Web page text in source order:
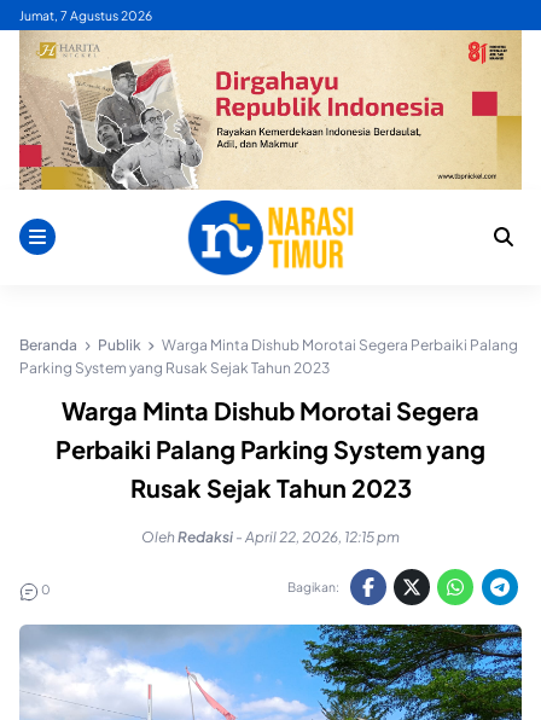
Skip
content
Jumat, 7 Agustus 2026
Beranda Publik
Warga Minta Dishub Morotai Segera Perbaiki Palang
Parking System yang Rusak Sejak Tahun 2023
Warga Minta Dishub Morotai Segera
Perbaiki Palang Parking System yang
Rusak Sejak Tahun 2023
OlehRedaksi - April 22, 2026, 12:15 pm
0 Bagikan: